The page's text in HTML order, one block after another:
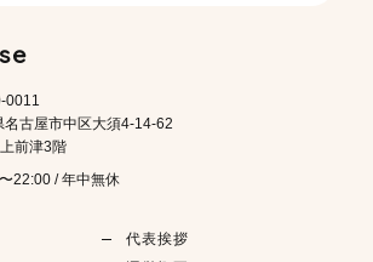
0011
名古屋市中区大須4-14-62
前津3階
22:00 / 年中無休
代表挨拶